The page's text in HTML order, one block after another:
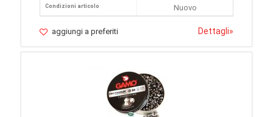
Condizioni articolo
Nuovo
aggiungi a preferiti Dettagli»